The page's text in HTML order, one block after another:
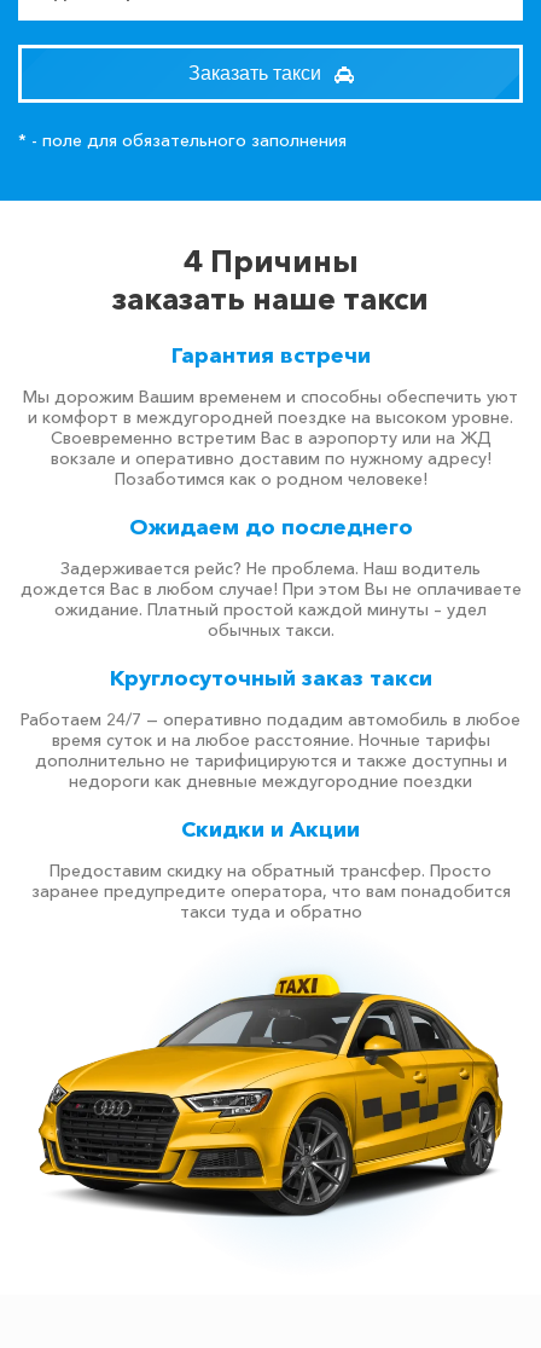
Заказать такси
* - поле для обязательного заполнения
4 Причины
заказать наше такси
Гарантия встречи
Мы дорожим Вашим временем и способны обеспечить уют
и комфорт в междугородней поездке на высоком уровне.
Своевременно встретим Вас в аэропорту или на ЖД
вокзале и оперативно доставим по нужному адресу!
Позаботимся как о родном человеке!
Ожидаем до последнего
Задерживается рейс? Не проблема. Наш водитель
дождется Вас в любом случае! При этом Вы не оплачиваете
ожидание. Платный простой каждой минуты – удел
обычных такси.
Круглосуточный заказ такси
Работаем 24/7 — оперативно подадим автомобиль в любое
время суток и на любое расстояние. Ночные тарифы
дополнительно не тарифицируются и также доступны и
недороги как дневные междугородние поездки
Скидки и Акции
Предоставим скидку на обратный трансфер. Просто
заранее предупредите оператора, что вам понадобится
такси туда и обратно